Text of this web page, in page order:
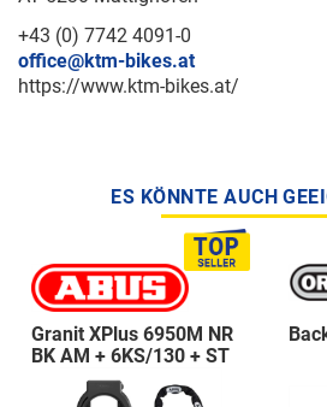
+43 (0) 7742 4091-0
office@ktm-bikes.at
https://www.ktm-bikes.at/
ES KÖNNTE AUCH
Granit XPlus 6950M NR
BK AM + 6KS/130 + ST